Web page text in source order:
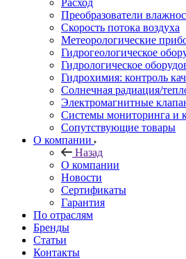
Расход
Преобразователи
Скорость потока воздуха
Метеорологические
Гидрогеологическое
Гидрологическое
Гидрохимия: контроль
Солнечная радиация/
Электромагнитные
Системы мониторинга и
Сопутствующие товары
О компании
Назад
О компании
Новости
Сертификаты
Гарантия
По отраслям
Бренды
Статьи
Контакты